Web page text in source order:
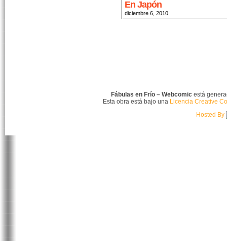
En Japón
diciembre 6, 2010
Fábulas en Frío – Webcomicestá
Esta obra está bajo una Licencia Creative
Hosted By